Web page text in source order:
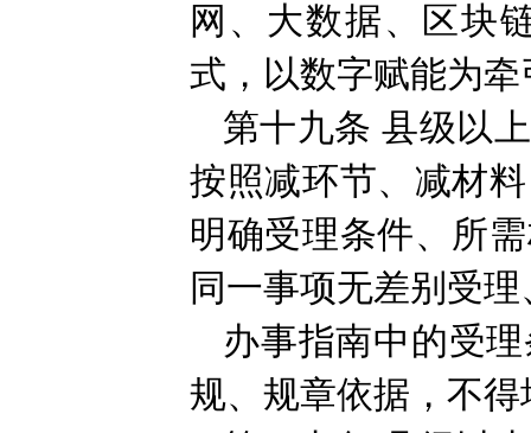
网、大数据、区块
式，以数字赋能为
第十九条 县级以
按照减环节、减材
明确受理条件、所
同一事项无差别受
办事指南中的受
规、规章依据，不